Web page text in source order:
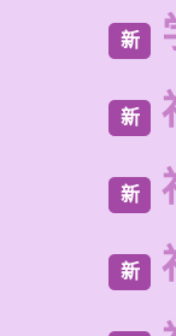
新
新
新
新